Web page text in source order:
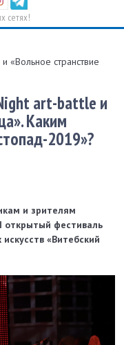
сетях!
«Вольное странствие
art-battle и
Каким
2019»?
и зрителям
открытый фестиваль
«Витебский